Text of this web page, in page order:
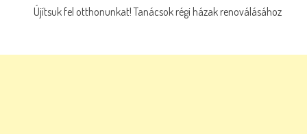
Újítsuk fel otthonunkat! Tanácsok régi házak renoválásához